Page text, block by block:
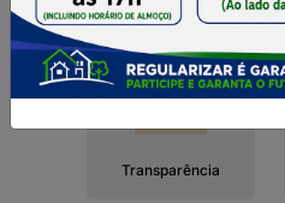
Transparência